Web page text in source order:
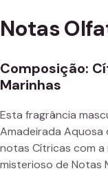
Notas
Composição:
Marinhas
Esta fragrância
Amadeirada
notas Cítricas com
misterioso de Notas